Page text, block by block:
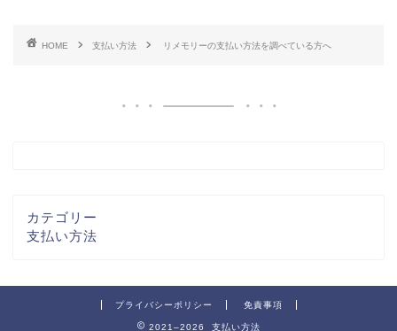
HOME 支払い方法 リメモリーの支払い方法を調べている方へ
カテゴリー
支払い方法
プライバシーポリシー 免責事項
2021–2026 支払い方法